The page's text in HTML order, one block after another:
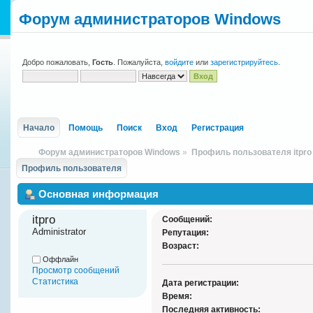
Форум администраторов Windows
Добро пожаловать, Гость . Пожалуйста, войдите или зарегистрируйтесь
Начало Помощь Поиск Вход Регистрация
Форум администраторов Windows » Профиль пользователя itpro
Профиль пользователя
Основная информация
itpro
Administrator
Оффлайн
Просмотр сообщений
Статистика
Сообщений:
Репутация:
Возраст:
Дата регистрации:
Время:
Последняя активность: